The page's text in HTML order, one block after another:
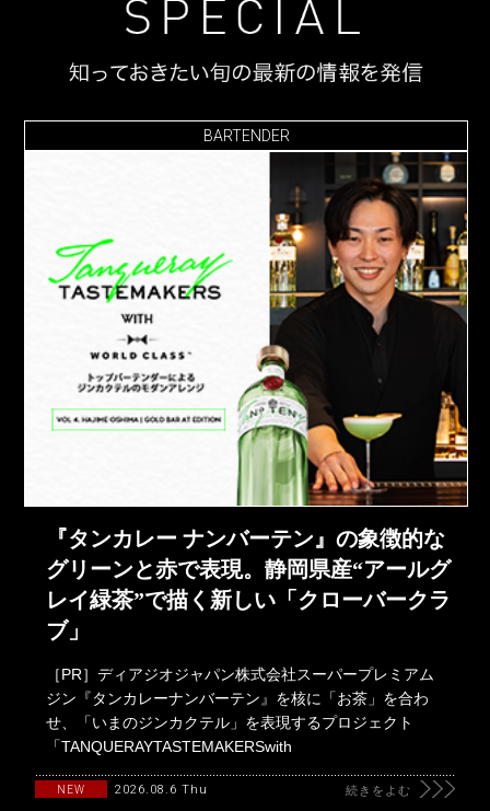
BARTENDER
『タンカレー ナンバーテン』の象徴的な
グリーンと赤で表現。静岡県産“アールグ
レイ緑茶”で描く新しい「クローバークラ
ブ」
［PR］ディアジオジャパン株式会社スーパープレミアム
ジン『タンカレーナンバーテン』を核に「お茶」を合わ
せ、「いまのジンカクテル」を表現するプロジェクト
「TANQUERAYTASTEMAKERSwith
NEW 2026.08.6 Thu 続きをよむ